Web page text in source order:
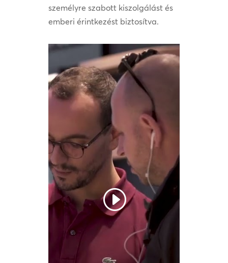
személyre szabott kiszolgálást és
emberi érintkezést biztosítva.